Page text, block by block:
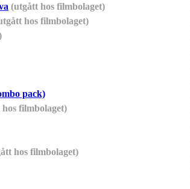
(utgått hos filmbolaget)
hos filmbolaget)
pack)
filmbolaget)
hos filmbolaget)